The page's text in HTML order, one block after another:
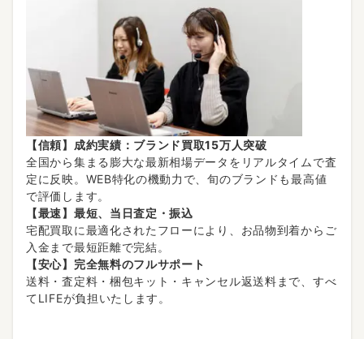
【信頼】成約実績：ブランド買取15万人突破
全国から集まる膨大な最新相場データをリアルタイムで査
定に反映。WEB特化の機動力で、旬のブランドも最高値
で評価します。
【最速】最短、当日査定・振込
宅配買取に最適化されたフローにより、お品物到着からご
入金まで最短距離で完結。
【安心】完全無料のフルサポート
送料・査定料・梱包キット・キャンセル返送料まで、すべ
てLIFEが負担いたします。